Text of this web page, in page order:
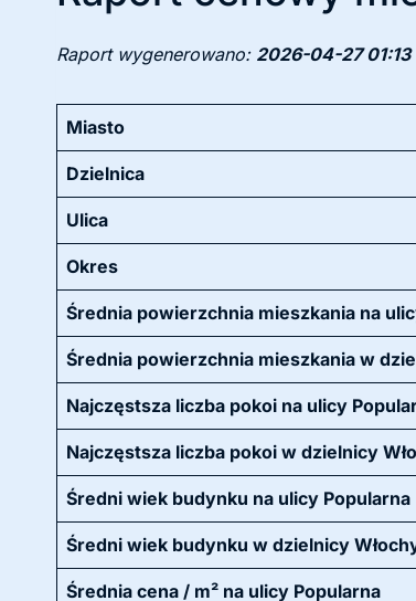
Raport wygenerowano: 2026-04-27 01:13
Miasto
Dzielnica
Ulica
Okres
Średnia powierzchnia mieszkania na
Średnia powierzchnia mieszkania w
Najczęstsza liczba pokoi na ulicy
Najczęstsza liczba pokoi w dzielnicy
Średni wiek budynku na ulicy Popularna
Średni wiek budynku w dzielnicy
Średnia cena / m² na ulicy Popularna